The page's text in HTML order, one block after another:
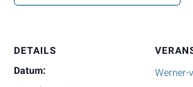
DETAILS
Datum:
Werner-